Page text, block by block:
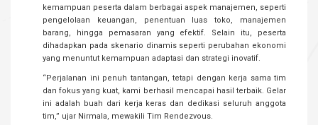
kemampuan peserta dalam berbagai aspek manajemen, seperti
pengelolaan keuangan, penentuan luas toko, manajemen
barang, hingga pemasaran yang efektif. Selain itu, peserta
dihadapkan pada skenario dinamis seperti perubahan ekonomi
yang menuntut kemampuan adaptasi dan strategi inovatif.
“Perjalanan ini penuh tantangan, tetapi dengan kerja sama tim
dan fokus yang kuat, kami berhasil mencapai hasil terbaik. Gelar
ini adalah buah dari kerja keras dan dedikasi seluruh anggota
tim,” ujar Nirmala, mewakili Tim Rendezvous.